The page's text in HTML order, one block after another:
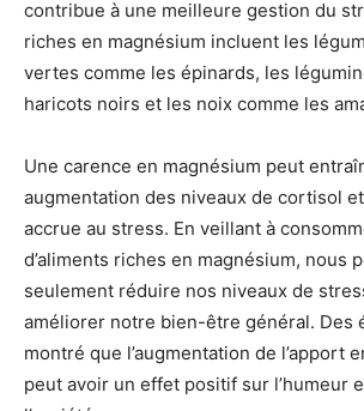
contribue à une meilleure gestion du
riches en magnésium incluent les
vertes comme les épinards, les
haricots noirs et les noix comme les
Une carence en magnésium peut
augmentation des niveaux de cortisol
accrue au stress. En veillant à
d’aliments riches en magnésium, nous
seulement réduire nos niveaux de
améliorer notre bien-être général. Des
montré que l’augmentation de l’apport
peut avoir un effet positif sur l’humeur